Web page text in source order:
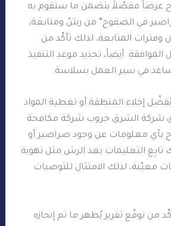
عرضاً مفصّلاً يتضمن ما ستقوم به
في الصفوح” من رشّ ومتابعة،
المتابعة، لذلك تأكّد من
الموافقة. أيضاً، تحديد موعد التنفيذ
في سير العمل بسلاسة.
يُفضّل إخلاء المنطقة أو تغطية المواد
شركة الشرق جروب شركة مكافحة
بأي معلومات عن وجود صراصير أو
تابِع التعليمات بعد الرش مثل تهوية
معيّنة، لذلك الامتثال للتوصيات
من توقّع تقرير يُظهر ما تم إنجازه